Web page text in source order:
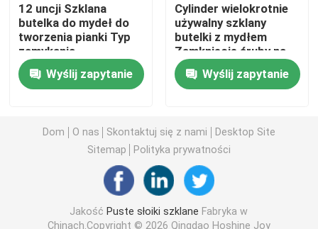
Szklany dyspenser napojów
Szklane kubki do picia
Szklany kubek piwa
Szklane szklanki do wina
Szklane butelki mleka
12 uncji Szklana
butelka do mydeł do
tworzenia pianki Typ
zamykania
wielokrotnego użytku
Wyślij zapytanie
Cylinder wielokrotnie
używalny szklany
butelki z mydłem
Zamknięcie śruby na
typ projektowania
Wyślij zapytanie
Dom O nas Skontaktuj się z nami
Desktop Site
Sitemap
Polityka prywatności
Jakość Puste słoiki szklane Fabryka w
Chinach.Copyright © 2026 Qingdao Hoshine Joy